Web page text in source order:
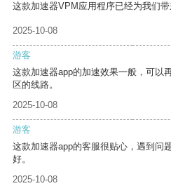
这款加速器VPM应用程序已经为我们带
2025-10-08
游客
这款加速器app的加速效果一般，可以
区的线路。
2025-10-08
游客
这款加速器app的客服很贴心，遇到问
好。
2025-10-08